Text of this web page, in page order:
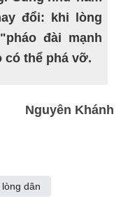
đổi: khi lòng
đài mạnh
có thể phá vỡ.
Nguyên Khánh
dân